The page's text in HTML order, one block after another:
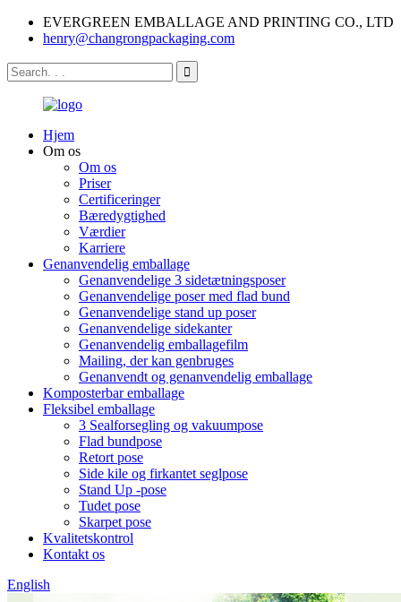
EVERGREEN EMBALLAGE AND PRINTING CO., LTD
henry@changrongpackaging.com
Hjem
Om os
Om os
Priser
Certificeringer
Bæredygtighed
Værdier
Karriere
Genanvendelig emballage
Genanvendelige 3 sidetætningsposer
Genanvendelige poser med flad bund
Genanvendelige stand up poser
Genanvendelige sidekanter
Genanvendelig emballagefilm
Mailing, der kan genbruges
Genanvendt og genanvendelig emballage
Komposterbar emballage
Fleksibel emballage
3 Sealforsegling og vakuumpose
Flad bundpose
Retort pose
Side kile og firkantet seglpose
Stand Up -pose
Tudet pose
Skarpet pose
Kvalitetskontrol
Kontakt os
English